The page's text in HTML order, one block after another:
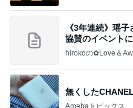
《3年連続》瑶
協賛のイベント
すぎ
hirokoの✿Love＆
無くした
Amebaトピックス